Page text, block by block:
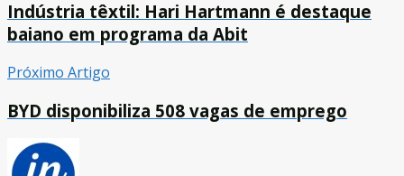
Indústria têxtil: Hari Hartmann é destaque
baiano em programa da Abit
Próximo Artigo
BYD disponibiliza 508 vagas de emprego